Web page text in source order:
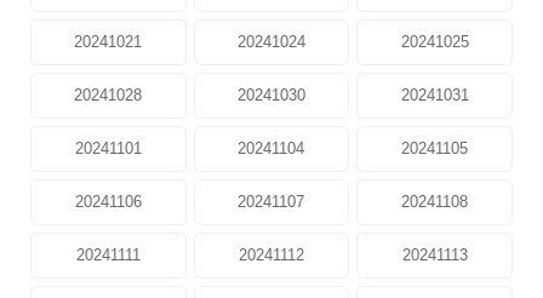
20241021 20241024 20241025
20241028 20241030 20241031
20241101 20241104 20241105
20241106 20241107 20241108
20241111 20241112 20241113